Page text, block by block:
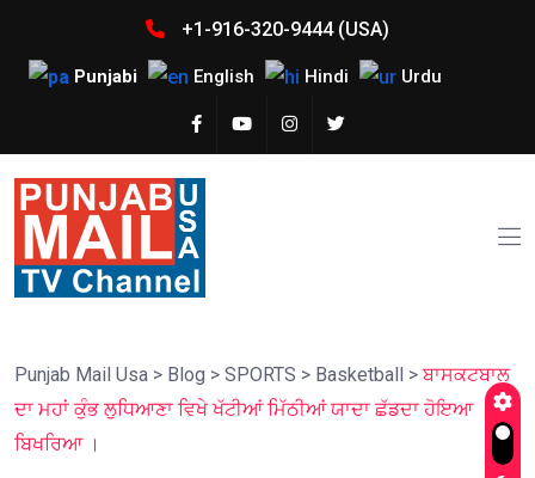
+1-916-320-9444 (USA)
Punjabi English Hindi Urdu
Punjab Mail Usa > Blog > SPORTS > Basketball >ਬਾਸਕਟਬਾਲ
ਦਾ ਮਹਾਂ ਕੁੰਭ ਲੁਧਿਆਣਾ ਵਿਖੇ ਖੱਟੀਆਂ ਮਿੱਠੀਆਂ ਯਾਦਾ ਛੱਡਦਾ ਹੋਇਆ
ਬਿਖਰਿਆ ।